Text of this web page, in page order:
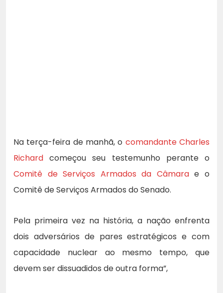
Na terça-feira de manhã, o comandante Charles
Richard começou seu testemunho perante o
Comitê de Serviços Armados da Câmarae o
Comitê de Serviços Armados do Senado.
Pela primeira vez na história, a nação enfrenta
dois adversários de pares estratégicos e com
capacidade nuclear ao mesmo tempo, que
devem ser dissuadidos de outra forma”,